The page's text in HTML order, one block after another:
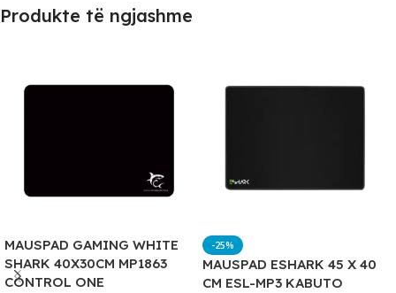
Produkte të ngjashme
MAUSPAD GAMING WHITE
SHARK 40X30CM MP1863
CONTROL ONE
-25%
MAUSPAD ESHARK 45 X 40
CM ESL-MP3 KABUTO